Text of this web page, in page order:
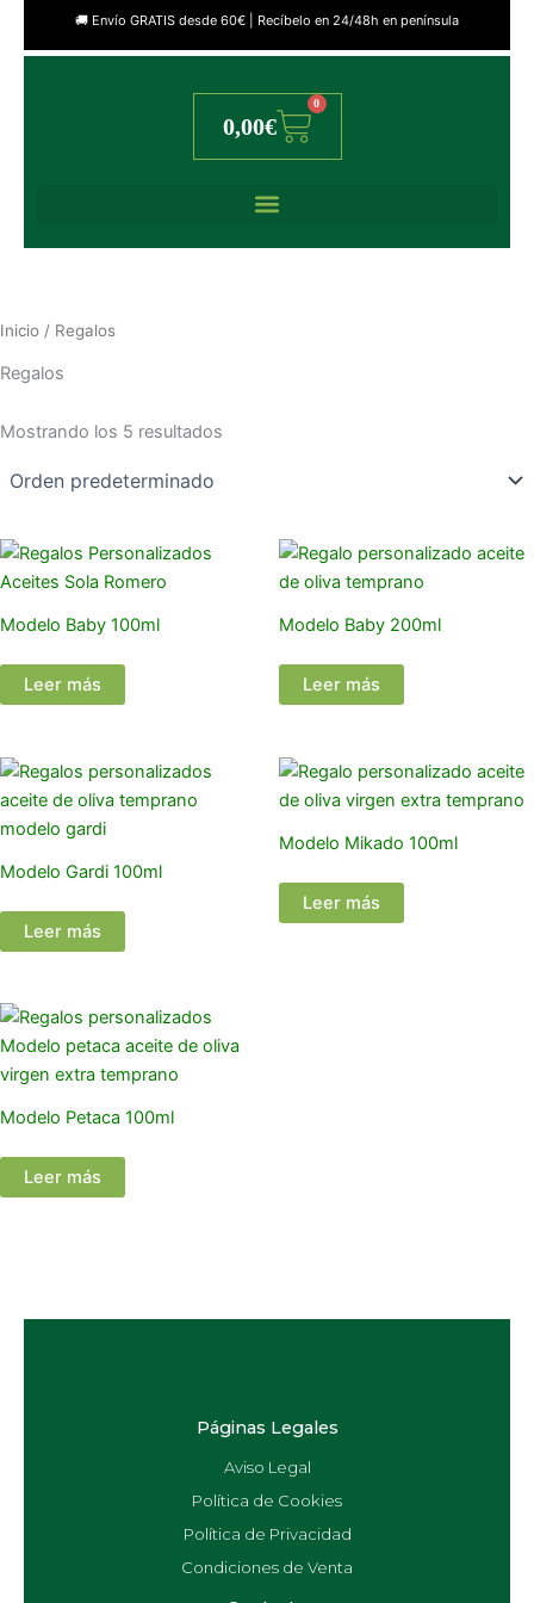
🚚 Envío GRATIS desde 60€ | Recíbelo en 24/48h en península
0,00€
0
Cart
Inicio / Regalos
Regalos
Mostrando los 5 resultados
Modelo Baby 100ml
Leer más
Modelo Baby 200ml
Leer más
Modelo Gardi 100ml
Leer más
Modelo Mikado 100ml
Leer más
Modelo Petaca 100ml
Leer más
Páginas Legales
Aviso Legal
Política de Cookies
Política de Privacidad
Condiciones de Venta